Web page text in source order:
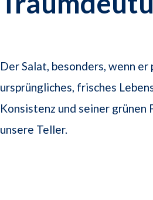
Der Salat, besonders, wenn
ursprüngliches, frisches
Konsistenz und seiner grünen
unsere Teller.